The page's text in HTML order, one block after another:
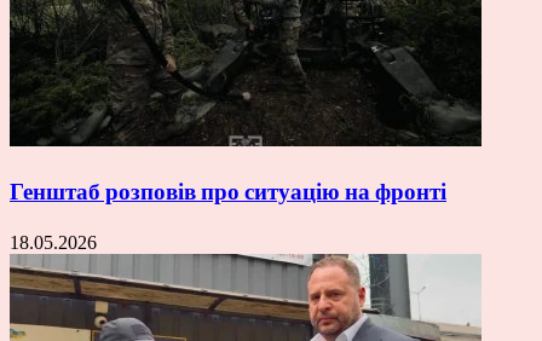
Генштаб розповів про ситуацію на фронті
18.05.2026